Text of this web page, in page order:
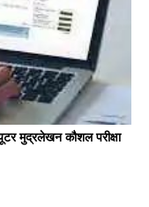
मुद्रलेखन कौशल परीक्षा